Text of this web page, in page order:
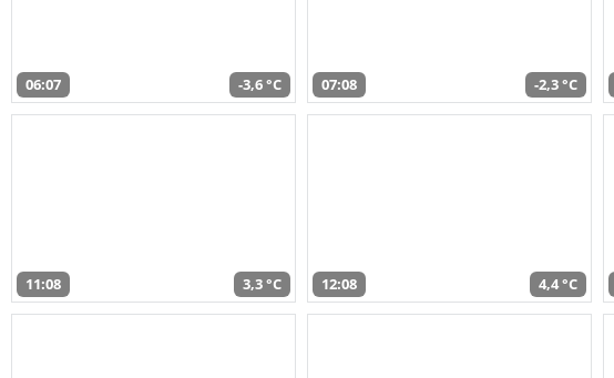
06:07 -3,6 °C 07:08 -2,3 °C
11:08 3,3 °C 12:08 4,4 °C